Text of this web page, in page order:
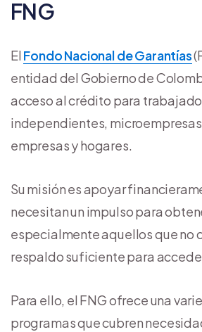
FNG
El Fondo Nacional de Garantías
entidad del Gobierno de
acceso al crédito para
independientes,
empresas y hogares.
Su misión es apoyar
necesitan un impulso para
especialmente aquellos que no
respaldo suficiente para
Para ello, el FNG ofrece una
programas que cubren